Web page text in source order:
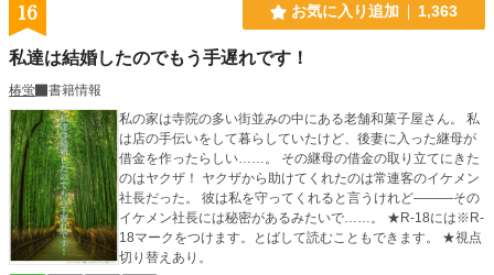
16 お気に入り追加 1,363
私達は結婚したのでもう手遅れです！
椿蛍
書籍情報
私の家は寺院の多い街並みの中にある老舗和菓子屋さん。 私
は店の手伝いをして暮らしていたけど、後妻に入った継母が
借金を作ったらしい……。 その継母の借金の取り立てにきた
のはヤクザ！ ヤクザから助けてくれたのは常連客のイケメン
社長だった。 彼は私を守ってくれると言うけれど―――その
イケメン社長には秘密があるみたいで……。 ★R-18には※R-
18マークをつけます。とばして読むこともできます。 ★視点
切り替えあり。